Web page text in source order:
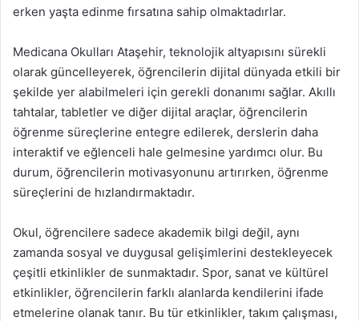
erken yaşta edinme fırsatına sahip olmaktadırlar.
Medicana Okulları Ataşehir, teknolojik altyapısını sürekli
olarak güncelleyerek, öğrencilerin dijital dünyada etkili bir
şekilde yer alabilmeleri için gerekli donanımı sağlar. Akıllı
tahtalar, tabletler ve diğer dijital araçlar, öğrencilerin
öğrenme süreçlerine entegre edilerek, derslerin daha
interaktif ve eğlenceli hale gelmesine yardımcı olur. Bu
durum, öğrencilerin motivasyonunu artırırken, öğrenme
süreçlerini de hızlandırmaktadır.
Okul, öğrencilere sadece akademik bilgi değil, aynı
zamanda sosyal ve duygusal gelişimlerini destekleyecek
çeşitli etkinlikler de sunmaktadır. Spor, sanat ve kültürel
etkinlikler, öğrencilerin farklı alanlarda kendilerini ifade
etmelerine olanak tanır. Bu tür etkinlikler, takım çalışması,